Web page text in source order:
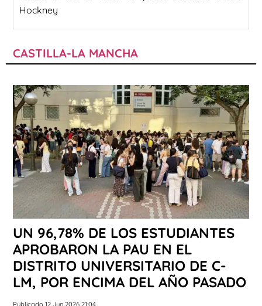
Hockney
CASTILLA-LA MANCHA
UN 96,78% DE LOS ESTUDIANTES
APROBARON LA PAU EN EL
DISTRITO UNIVERSITARIO DE C-
LM, POR ENCIMA DEL AÑO PASADO
Publicado 12 Jun 2026 21:04